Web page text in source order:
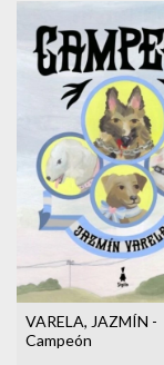
VARELA, JAZMÍN -
Campeón